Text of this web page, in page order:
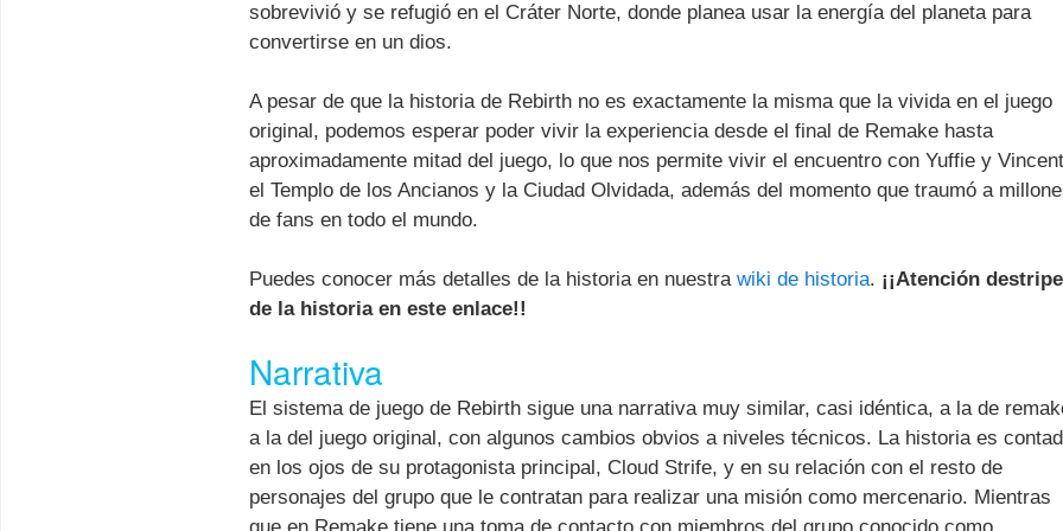
sobrevivió y se refugió en el Cráter Norte, donde planea usar la energía del planeta para
convertirse en un dios.
A pesar de que la historia de Rebirth no es exactamente la misma que la vivida en el juego
original, podemos esperar poder vivir la experiencia desde el final de Remake hasta
aproximadamente mitad del juego, lo que nos permite vivir el encuentro con Yuffie y
el Templo de los Ancianos y la Ciudad Olvidada, además del momento que traumó a
de fans en todo el mundo.
Puedes conocer más detalles de la historia en nuestra wiki de historia. ¡¡Atención destripe
de la historia en este enlace!!
Narrativa
El sistema de juego de Rebirth sigue una narrativa muy similar, casi idéntica, a la de
a la del juego original, con algunos cambios obvios a niveles técnicos. La historia es
en los ojos de su protagonista principal, Cloud Strife, y en su relación con el resto de
personajes del grupo que le contratan para realizar una misión como mercenario. Mientras